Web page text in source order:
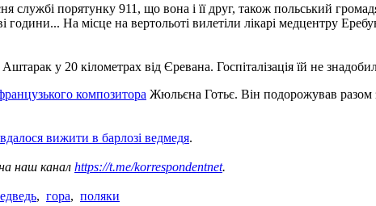
порятунку 911, що вона і її друг, також польський
На місце на вертольоті вилетіли лікарі медцентру
у 20 кілометрах від Єревана. Госпіталізація їй не
композитора Жюльєна Готьє. Він подорожував разом
вижити в барлозі ведмедя.
наш канал https://t.me/korrespondentnet.
, гора, поляки